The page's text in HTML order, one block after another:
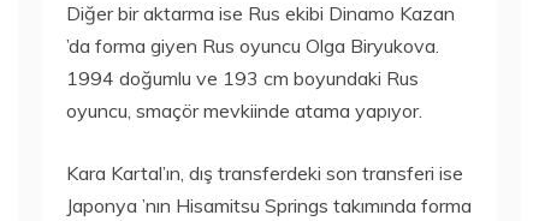
Diğer bir aktarma ise Rus ekibi Dinamo Kazan
’da forma giyen Rus oyuncu Olga Biryukova.
1994 doğumlu ve 193 cm boyundaki Rus
oyuncu, smaçör mevkiinde atama yapıyor.
Kara Kartal’ın, dış transferdeki son transferi ise
Japonya ’nın Hisamitsu Springs takımında forma